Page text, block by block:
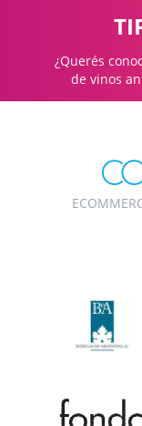
¿Querés
de vinos